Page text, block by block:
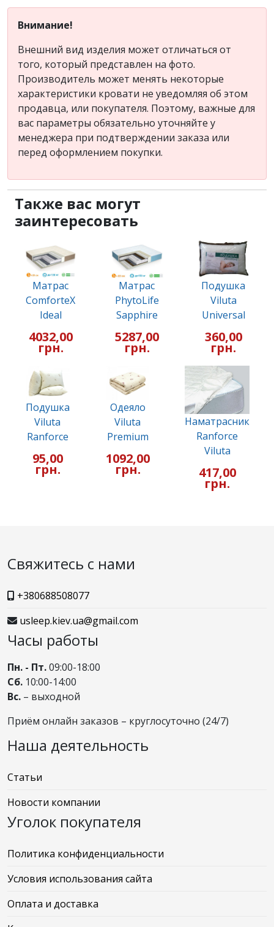
Внимание!
Внешний вид изделия может отличаться от
того, который представлен на фото.
Производитель может менять некоторые
характеристики кровати не уведомляя об этом
продавца, или покупателя. Поэтому, важные для
вас параметры обязательно уточняйте у
менеджера при подтверждении заказа или
перед оформлением покупки.
Также вас могут
заинтересовать
Матрас
ComforteX
Ideal
4032,00
грн.
Матрас
PhytoLife
Sapphire
5287,00
грн.
Подушка
Viluta
Universal
360,00
грн.
Подушка
Viluta
Ranforce
95,00
грн.
Одеяло
Viluta
Premium
1092,00
грн.
Наматрасник
Ranforce
Viluta
417,00
грн.
Свяжитесь с нами
+380688508077
usleep.kiev.ua@gmail.com
Часы работы
Пн. - Пт.09:00-18:00
Сб. 10:00-14:00
Вс. – выходной
Приём онлайн заказов – круглосуточно (24/7)
Наша деятельность
Статьи
Новости компании
Уголок покупателя
Политика конфиденциальности
Условия использования сайта
Оплата и доставка